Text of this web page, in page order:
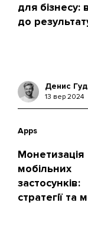
для бізнесу:
до
Денис
13 вер 2024
Apps
Монетизація
мобільних
застосунків:
стратегії та